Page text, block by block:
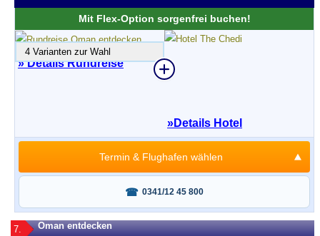
Mit Flex-Option sorgenfrei buchen!
» Details Rundreise
4 Varianten zur Wahl
»Details Hotel
0341/12 45 800
Termin & Flughafen wählen
7.
Oman entdecken